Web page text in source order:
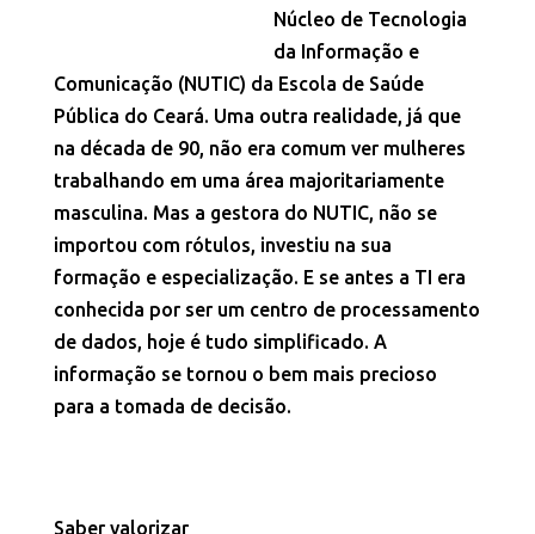
Núcleo de Tecnologia
da Informação e
Comunicação (NUTIC) da Escola de Saúde
Pública do Ceará. Uma outra realidade, já que
na década de 90, não era comum ver mulheres
trabalhando em uma área majoritariamente
masculina. Mas a gestora do NUTIC, não se
importou com rótulos, investiu na sua
formação e especialização. E se antes a TI era
conhecida por ser um centro de processamento
de dados, hoje é tudo simplificado. A
informação se tornou o bem mais precioso
para a tomada de decisão.
Saber valorizar